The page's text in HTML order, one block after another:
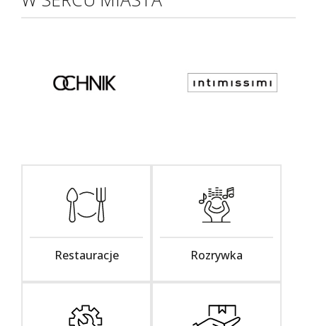
Restauracje Rozrywka